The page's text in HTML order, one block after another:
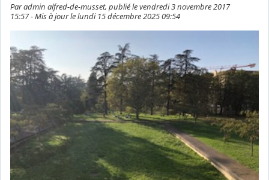
Par admin alfred-de-musset, publié le vendredi 3 novembre 2017
15:57 - Mis à jour le lundi 15 décembre 2025 09:54